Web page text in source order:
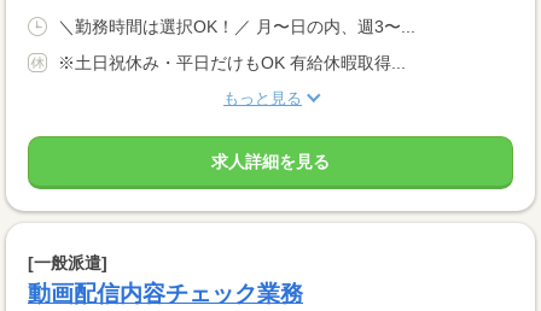
＼勤務時間は選択OK！／ 月〜日の内、週3〜...
※土日祝休み・平日だけもOK 有給休暇取得...
もっと見る
求人詳細を見る
[一般派遣]
動画配信内容チェック業務